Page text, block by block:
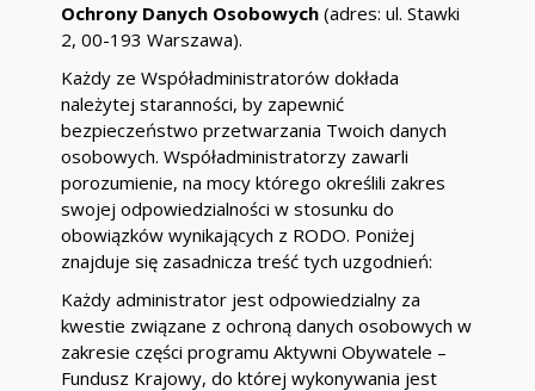
Ochrony Danych Osobowych(adres: ul. Stawki
2, 00-193 Warszawa).
Każdy ze Współadministratorów dokłada
należytej staranności, by zapewnić
bezpieczeństwo przetwarzania Twoich danych
osobowych. Współadministratorzy zawarli
porozumienie, na mocy którego określili zakres
swojej odpowiedzialności w stosunku do
obowiązków wynikających z RODO. Poniżej
znajduje się zasadnicza treść tych uzgodnień:
Każdy administrator jest odpowiedzialny za
kwestie związane z ochroną danych osobowych w
zakresie części programu Aktywni Obywatele –
Fundusz Krajowy, do której wykonywania jest